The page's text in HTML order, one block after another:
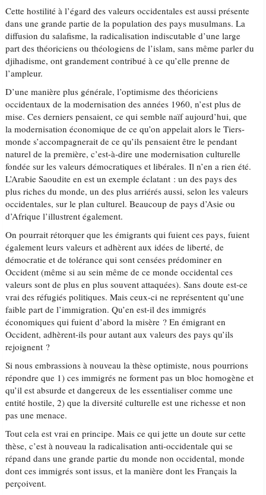
Cette hostilité à l’égard des valeurs occidentales est aussi présente
dans une grande partie de la population des pays musulmans. La
diffusion du salafisme, la radicalisation indiscutable d’une large
part des théoriciens ou théologiens de l’islam, sans même parler du
djihadisme, ont grandement contribué à ce qu’elle prenne de
l’ampleur.
D’une manière plus générale, l’optimisme des théoriciens
occidentaux de la modernisation des années 1960, n’est plus de
mise. Ces derniers pensaient, ce qui semble naïf aujourd’hui, que
la modernisation économique de ce qu’on appelait alors le Tiers-
monde s’accompagnerait de ce qu’ils pensaient être le pendant
naturel de la première, c’est-à-dire une modernisation culturelle
fondée sur les valeurs démocratiques et libérales. Il n’en a rien été.
L’Arabie Saoudite en est un exemple éclatant : un des pays des
plus riches du monde, un des plus arriérés aussi, selon les valeurs
occidentales, sur le plan culturel. Beaucoup de pays d’Asie ou
d’Afrique l’illustrent également.
On pourrait rétorquer que les émigrants qui fuient ces pays, fuient
également leurs valeurs et adhèrent aux idées de liberté, de
démocratie et de tolérance qui sont censées prédominer en
Occident (même si au sein même de ce monde occidental ces
valeurs sont de plus en plus souvent attaquées). Sans doute est-ce
vrai des réfugiés politiques. Mais ceux-ci ne représentent qu’une
faible part de l’immigration. Qu’en est-il des immigrés
économiques qui fuient d’abord la misère ? En émigrant en
Occident, adhèrent-ils pour autant aux valeurs des pays qu’ils
rejoignent ?
Si nous embrassions à nouveau la thèse optimiste, nous pourrions
répondre que 1) ces immigrés ne forment pas un bloc homogène et
qu’il est absurde et dangereux de les essentialiser comme une
entité hostile, 2) que la diversité culturelle est une richesse et non
pas une menace.
Tout cela est vrai en principe. Mais ce qui jette un doute sur cette
thèse, c’est à nouveau la radicalisation anti-occidentale qui se
répand dans une grande partie du monde non occidental, monde
dont ces immigrés sont issus, et la manière dont les Français la
perçoivent.